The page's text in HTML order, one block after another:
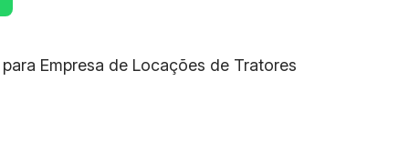
Empresa de Locações de Tratores